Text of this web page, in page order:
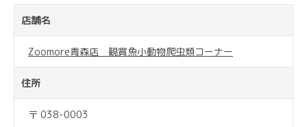
店舗名
Zoomore青森店 観賞魚小動物爬虫類コーナー
住所
〒 038-0003